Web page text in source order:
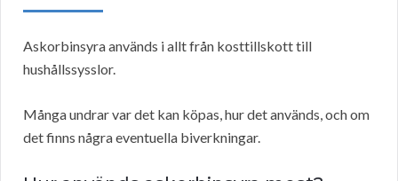
Askorbinsyra används i allt från kosttillskott till
hushållssysslor.
Många undrar var det kan köpas, hur det används, och om
det finns några eventuella biverkningar.